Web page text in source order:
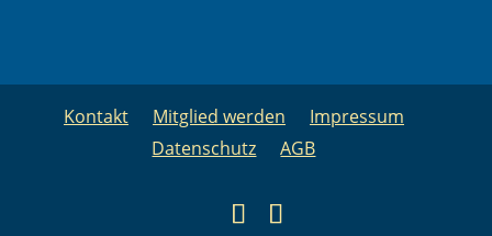
Kontakt Mitglied werden
Impressum
Datenschutz
AGB